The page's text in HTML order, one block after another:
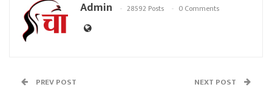
Admin 28592 Posts 0 Comments
PREV POST NEXT POST